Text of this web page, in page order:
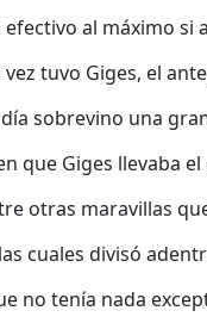
al máximo
tuvo Giges, el
sobrevino una
que Giges llevaba
otras maravillas
cuales divisó
no tenía nada